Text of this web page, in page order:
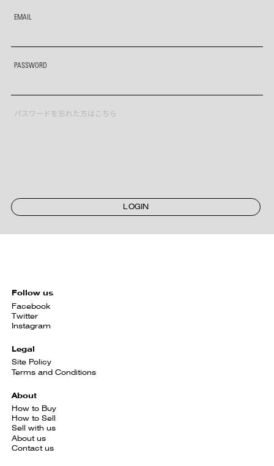
EMAIL
PASSWORD
パスワードを忘れた方はこちら
LOGIN
Follow us
Facebook
Twitter
Instagram
Legal
Site Policy
Terms and Conditions
About
How to Buy
How to Sell
Sell with us
About us
Contact us